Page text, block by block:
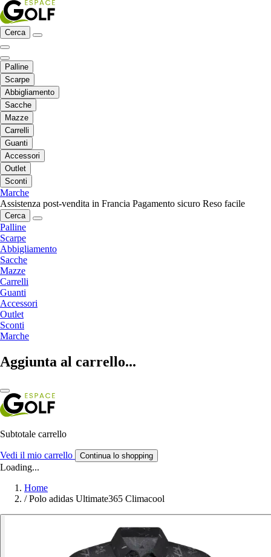
Cerca
Palline
Scarpe
Abbigliamento
Sacche
Mazze
Carrelli
Guanti
Accessori
Outlet
Sconti
Marche
Assistenza post-vendita in Francia Pagamento sicuro Reso facile
Cerca
Palline
Scarpe
Abbigliamento
Sacche
Mazze
Carrelli
Guanti
Accessori
Outlet
Sconti
Marche
Aggiunta al carrello...
Subtotale carrello
Vedi il mio carrello Continua lo shopping
Loading...
Home
/ Polo adidas Ultimate365 Climacool